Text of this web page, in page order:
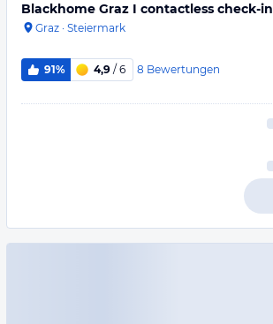
Blackhome Graz I contactless check-in
Graz · Steiermark
91% 4,9 / 6 8 Bewertungen